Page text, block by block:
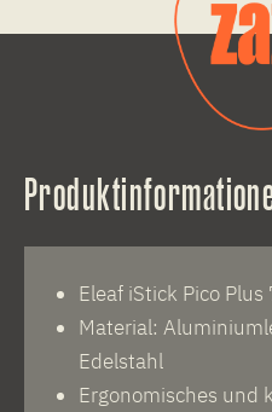
Eleaf iStick Pico
Material:
Edelstahl
Ergonomisches und